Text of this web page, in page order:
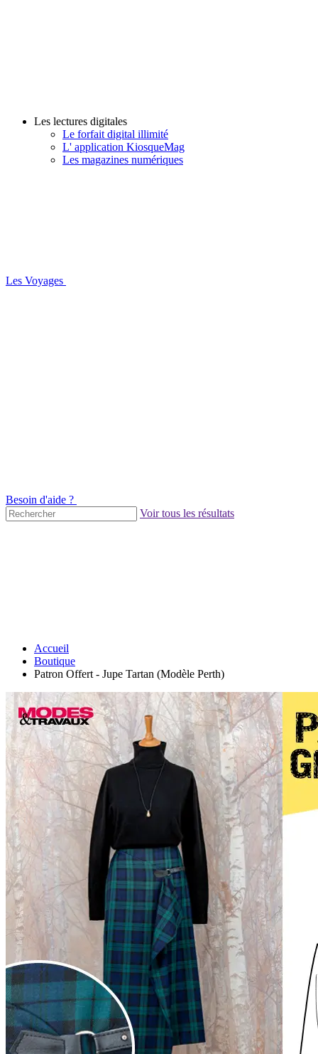
Les lectures digitales
Le forfait digital illimité
L' application KiosqueMag
Les magazines numériques
Les Voyages
Besoin d'aide ?
Voir tous les résultats
Accueil
Boutique
Patron Offert - Jupe Tartan (Modèle Perth)